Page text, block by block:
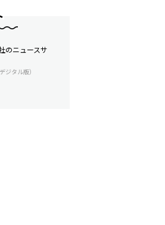
のニュースサ
ジタル版）